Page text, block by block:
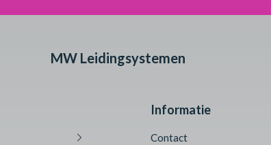
MW Leidingsystemen
Informatie
Contact